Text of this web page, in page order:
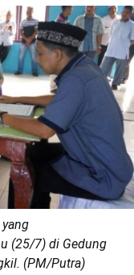
(25/7) di Gedung
(PM/Putra)